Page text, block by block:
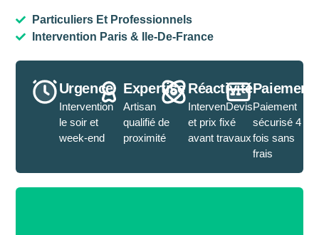
Particuliers Et Professionnels
Intervention Paris & Ile-De-France
Urgence
Intervention
le soir et
week-end
Expertise
Artisan
qualifié de
proximité
Réactivité
IntervenDevis
et prix fixé
avant travaux
Paiement
Paiement
sécurisé 4
fois sans
frais